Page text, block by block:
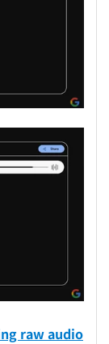
raw audio